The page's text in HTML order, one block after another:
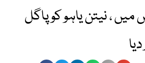
، نیتن یاہو کو پاگل